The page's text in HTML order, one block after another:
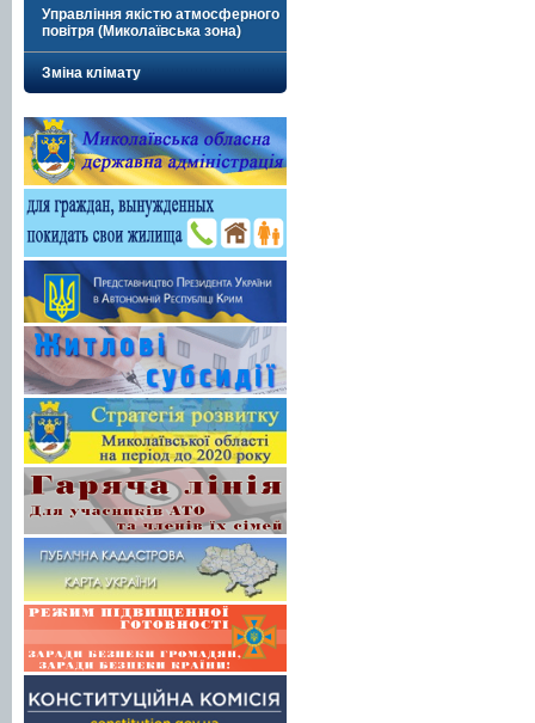
Управління якістю атмосферного
повітря (Миколаївська зона)
Зміна клімату